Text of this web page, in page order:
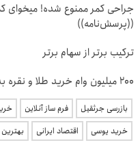
جراحی کمر ممنوع شده! میخوای
((پرسش‌نامه))
ترکیب برتر از سهام برتر
200 میلیون وام خرید طلا و نقره بدون ضامن
بازرسی جرثقیل فرم ساز آنلاین
خرید یوسی
اقتصاد ایرانی بهترین